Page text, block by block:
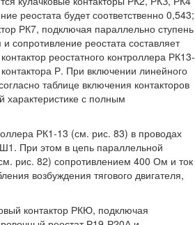
реостата будет соответственно 0,543;
РК7, подключая параллельно ступень
сопротивление реостата составляет
реостатного контроллера РК13-
Р. При включении линейного
таблице включения контакторов
характеристике с полным
РК1-13 (см. рис. 83) в проводах
При этом в цепь параллельной
рис. 82) сопротивлением 400 Ом и ток
возбуждения тягового двигателя,
контактор РКЮ, подключая